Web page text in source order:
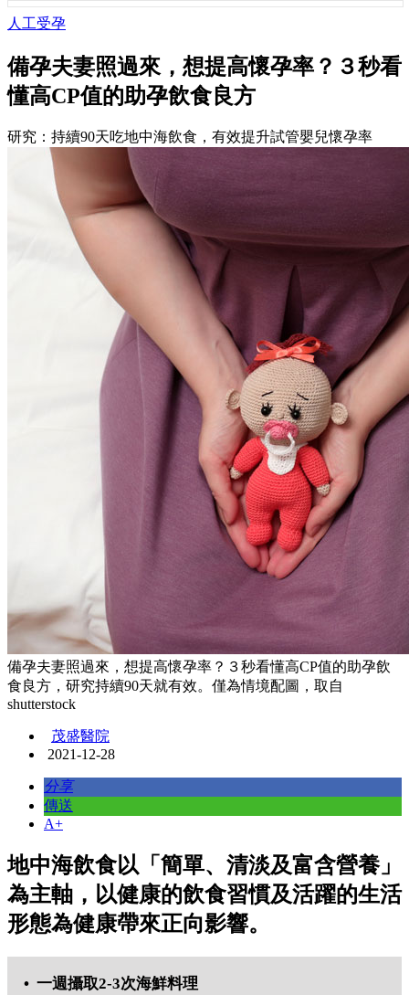
人工受孕
備孕夫妻照過來，想提高懷孕率？３秒看
懂高CP值的助孕飲食良方
研究：持續90天吃地中海飲食，有效提升試管嬰兒懷孕率
備孕夫妻照過來，想提高懷孕率？３秒看懂高CP值的助孕飲
食良方，研究持續90天就有效。僅為情境配圖，取自
shutterstock
茂盛醫院
2021-12-28
分享
傳送
A+
地中海飲食以「簡單、清淡及富含營養」
為主軸，以健康的飲食習慣及活躍的生活
形態為健康帶來正向影響。
• 一週攝取2-3次海鮮料理